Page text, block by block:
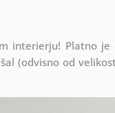
interierju! Platno
(odvisno od